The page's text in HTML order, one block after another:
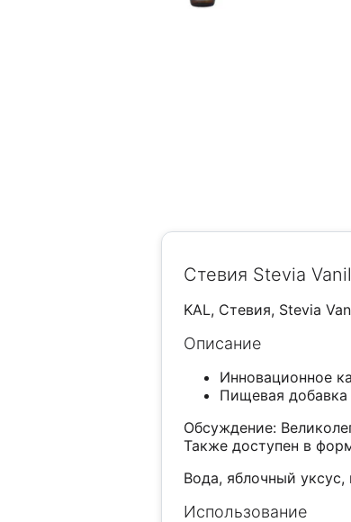
Стевия Stevia
KAL, Стевия, Stevia
Описание
Инновационное
Пищевая добавка
Обсуждение:
Также доступен в
Вода, яблочный
Использование